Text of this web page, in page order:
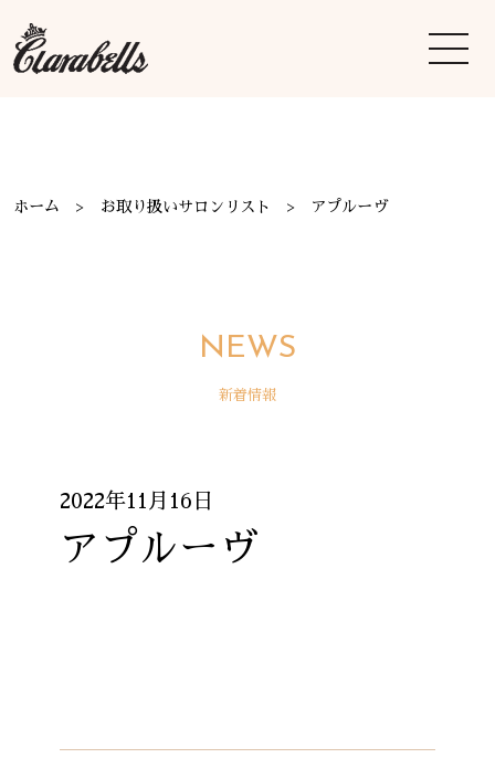
ホーム お取り扱いサロンリスト アプルーヴ
NEWS
新着情報
2022年11月16日
アプルーヴ